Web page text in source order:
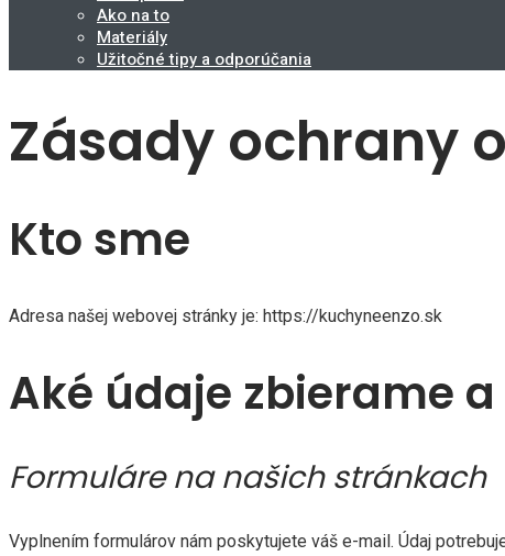
Ako na to
Materiály
Užitočné tipy a odporúčania
Zásady ochrany
Kto sme
Adresa našej webovej stránky je: https://kuchyneenzo.sk
Aké údaje zbierame
Formuláre na našich stránkach
Vyplnením formulárov nám poskytujete váš e-mail. Údaj